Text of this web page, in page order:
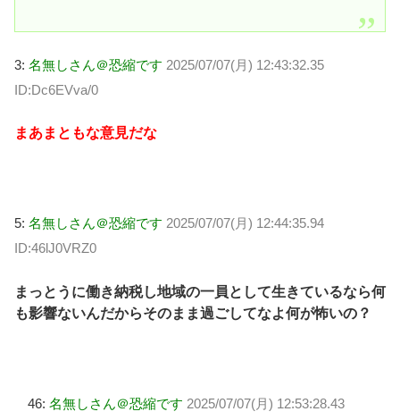
3: 名無しさん＠恐縮です 2025/07/07(月) 12:43:32.35
ID:Dc6EVva/0
まあまともな意見だな
5: 名無しさん＠恐縮です 2025/07/07(月) 12:44:35.94
ID:46lJ0VRZ0
まっとうに働き納税し地域の一員として生きているなら何
も影響ないんだからそのまま過ごしてなよ何が怖いの？
46: 名無しさん＠恐縮です 2025/07/07(月) 12:53:28.43